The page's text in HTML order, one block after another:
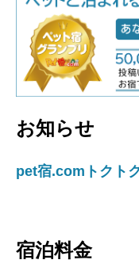
お知らせ
pet宿.comトクト
宿泊料金